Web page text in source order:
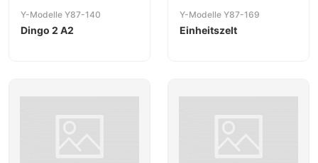
Y-Modelle Y87-140
Dingo 2 A2
Y-Modelle Y87-169
Einheitszelt